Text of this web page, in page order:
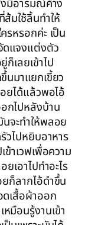
มีอารมณ์ค้าง
มใช้ลิ้นทำให้
รหรอกค่ะ เป็น
ดแจงแต่งตัว
เลยเข้าไป
มาแยกเขี้ยว
ยได้แล้วพอไอ้
กไปหลังบ้าน
จะทำให้พลอย
วไปหยิบอาหาร
ข้าเวฟเพื่อความ
เอาไปทำอะไร
ก็ลากไอ้ดำขึ้น
เสื้อผ้าออก
มือนรู้งานเข้า